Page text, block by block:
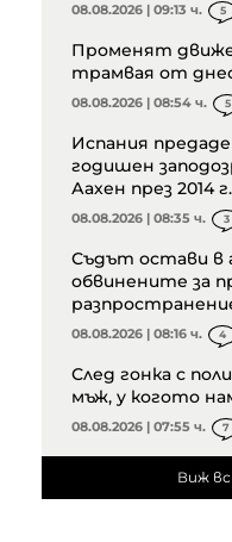
08.08.2026 | 09:13 ч. 5
Променят
трамвая от
08.08.2026 | 08:54 ч. 5
Испания
годишен
Аахен през 2014 г.
08.08.2026 | 08:35 ч. 3
Съдът остави в
обвинените за
08.08.2026 | 08:16 ч. 4
След гонка с
мъж, у когото
08.08.2026 | 07:55 ч. 7
Виж